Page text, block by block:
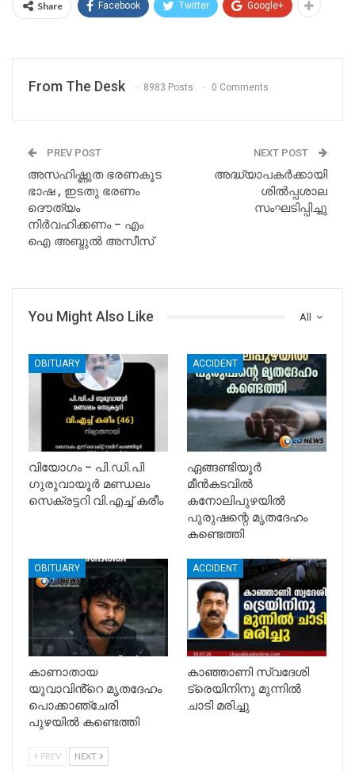
Share Facebook Twitter Google+
From The Desk 8983 Posts 0 Comments
PREV POST
അസഹിഷ്ണുത ഭരണകൂട
ഭാഷ , ഇടതു ഭരണം
ദൌത്യം
നിര്‍വഹിക്കണം – എം
ഐ അബ്ദുല്‍ അസീസ്‌
NEXT POST
അദ്ധ്യാപകര്‍ക്കായി
ശില്‍പ്പശാല
സംഘടിപ്പിച്ചു
All
You Might Also Like
OBITUARY
വിയോഗം – പി.ഡി.പി
ഗുരുവായൂർ മണ്ഡലം
സെക്രട്ടറി വി.എച്ച് കരീം
ACCIDENT
ഏങ്ങണ്ടിയൂർ
മീൻകടവിൽ
കനോലിപുഴയിൽ
പുരുഷന്റെ മൃതദേഹം
കണ്ടെത്തി
OBITUARY
കാണാതായ
യുവാവിൻ്റെ മൃതദേഹം
പൊക്കാഞ്ചേരി
പുഴയിൽ കണ്ടെത്തി
ACCIDENT
കാഞ്ഞാണി സ്വദേശി
ട്രെയിനിനു മുന്നില്‍
ചാടി മരിച്ചു
PREV NEXT